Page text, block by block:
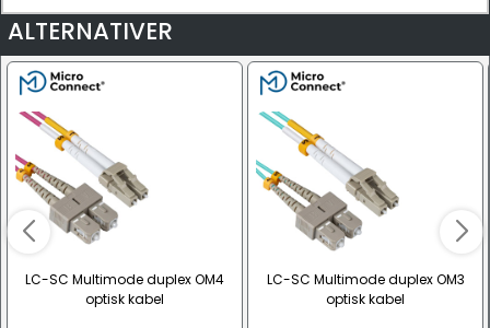
ALTERNATIVER
LC-SC Multimode duplex OM4
optisk kabel
LC-SC Multimode duplex OM3
optisk kabel